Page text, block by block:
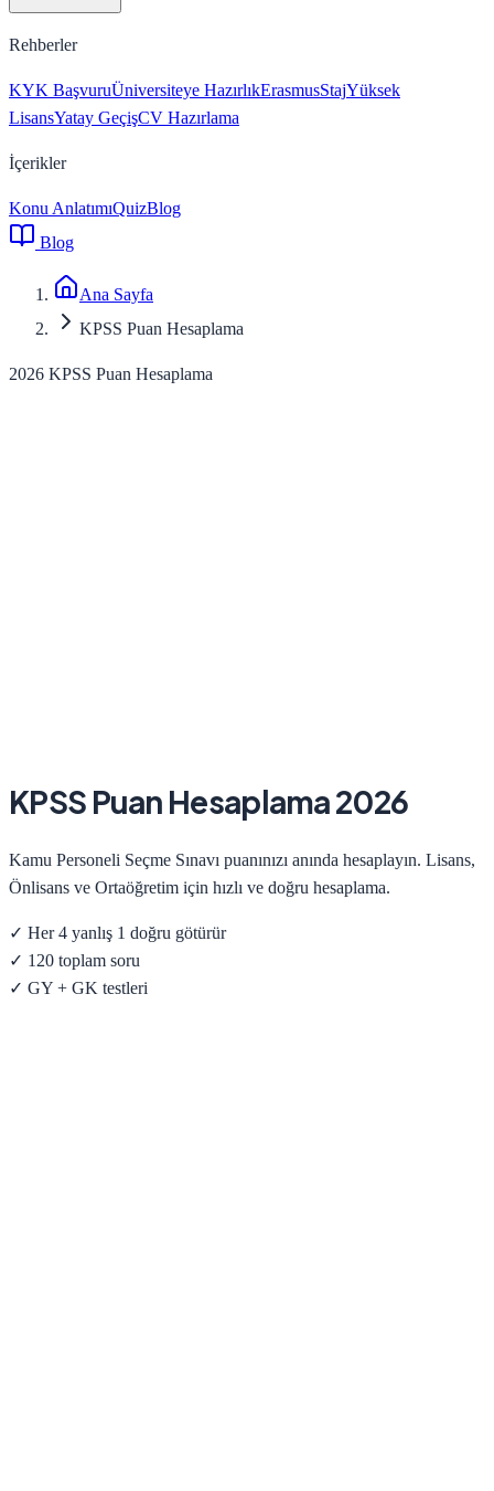
Rehberler
KYK BaşvuruÜniversiteye HazırlıkErasmusStajYüksek
LisansYatay GeçişCV Hazırlama
İçerikler
Konu AnlatımıQuizBlog
Blog
Ana Sayfa
KPSS Puan Hesaplama
2026 KPSS Puan Hesaplama
KPSS Puan Hesaplama 2026
Kamu Personeli Seçme Sınavı puanınızı anında hesaplayın. Lisans,
Önlisans ve Ortaöğretim için hızlı ve doğru hesaplama.
✓ Her 4 yanlış 1 doğru götürür
✓ 120 toplam soru
✓ GY + GK testleri